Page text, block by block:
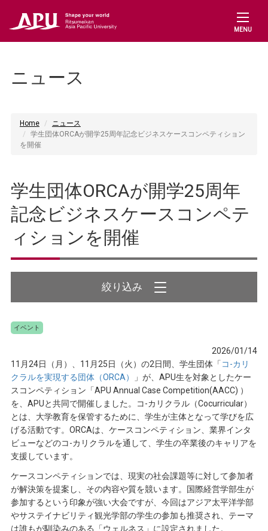
MENU
ニュース
Home
ニュース
学生団体ORCAが開学25周年記念ビジネスケースコンペティション
を開催
学生団体ORCAが開学25周年
記念ビジネスケースコンペテ
ィションを開催
イベント
2026/01/14
11月24日（月）、11月25日（火）の2日間、学生団体「コ-カリ
クラルを実現する団体（ORCA）
」が、APU生を対象としたケー
スコンペティション「APU Annual Case Competition(AACC) ）
を、APUと共同で開催しました。コ-カリクラル（Cocurricular）
とは、大学教育を保管するために、学生が主体となって学びを広
げる活動です。ORCAは、ケースコンペティション、業界インタ
ビューなどのコ-カリクラルを通して、学生の卒業後のキャリアを
支援しています。
ケースコンペティションでは、現実の社会課題等に対して参加者
が解決策を提案し、その内容や質を競います。国際経営学部生が
参加するという印象が強い大会ですが、今回はアジア太平洋学部
やサステイナビリティ観光学部の学生の参加も推奨され、テーマ
は誰もが馴染みのある「ウェルネス」に設定されました。